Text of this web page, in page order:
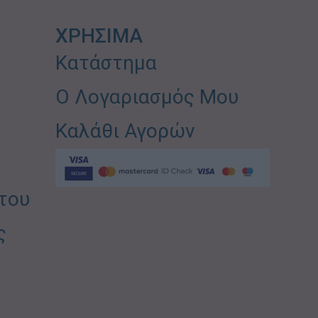
ΧΡΗΣΙΜΑ
Κατάστημα
Ο Λογαριασμός Μου
Καλάθι Αγορών